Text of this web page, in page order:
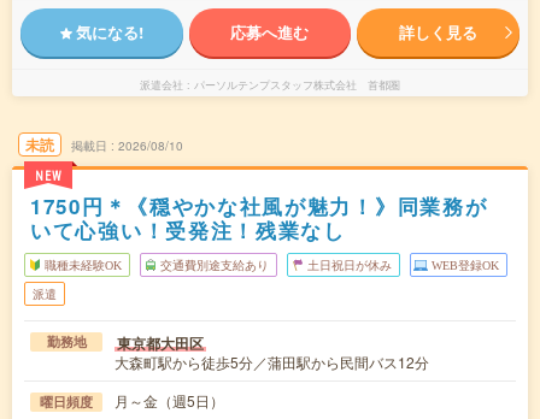
気になる! 応募へ進む 詳しく見る
派遣会社 パーソルテンプスタッフ株式会社 首都圏
未読
NEW
掲載日 2026/08/10
1750円＊《穏やかな社風が魅力！》同業務が
いて心強い！受発注！残業なし
職種未経験OK 交通費別途支給あり 土日祝日が休み WEB登録OK
派遣
勤務地 東京都大田区
大森町駅から徒歩5分／蒲田駅から民間バス12分
曜日頻度 月～金（週5日）